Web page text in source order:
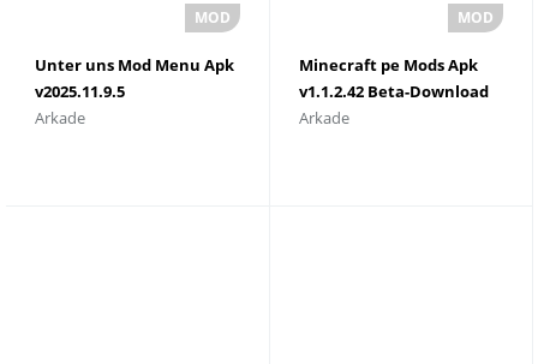
Unter uns Mod Menu Apk
v2025.11.9.5
Herunterladen (Alles
Arkade
Minecraft pe Mods Apk
v1.1.2.42 Beta-Download
fÃ¼r Androaid
Arkade